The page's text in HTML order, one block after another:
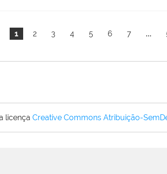
1 2 3 4 5 6 7 ...
licença Creative Commons Atribuição-